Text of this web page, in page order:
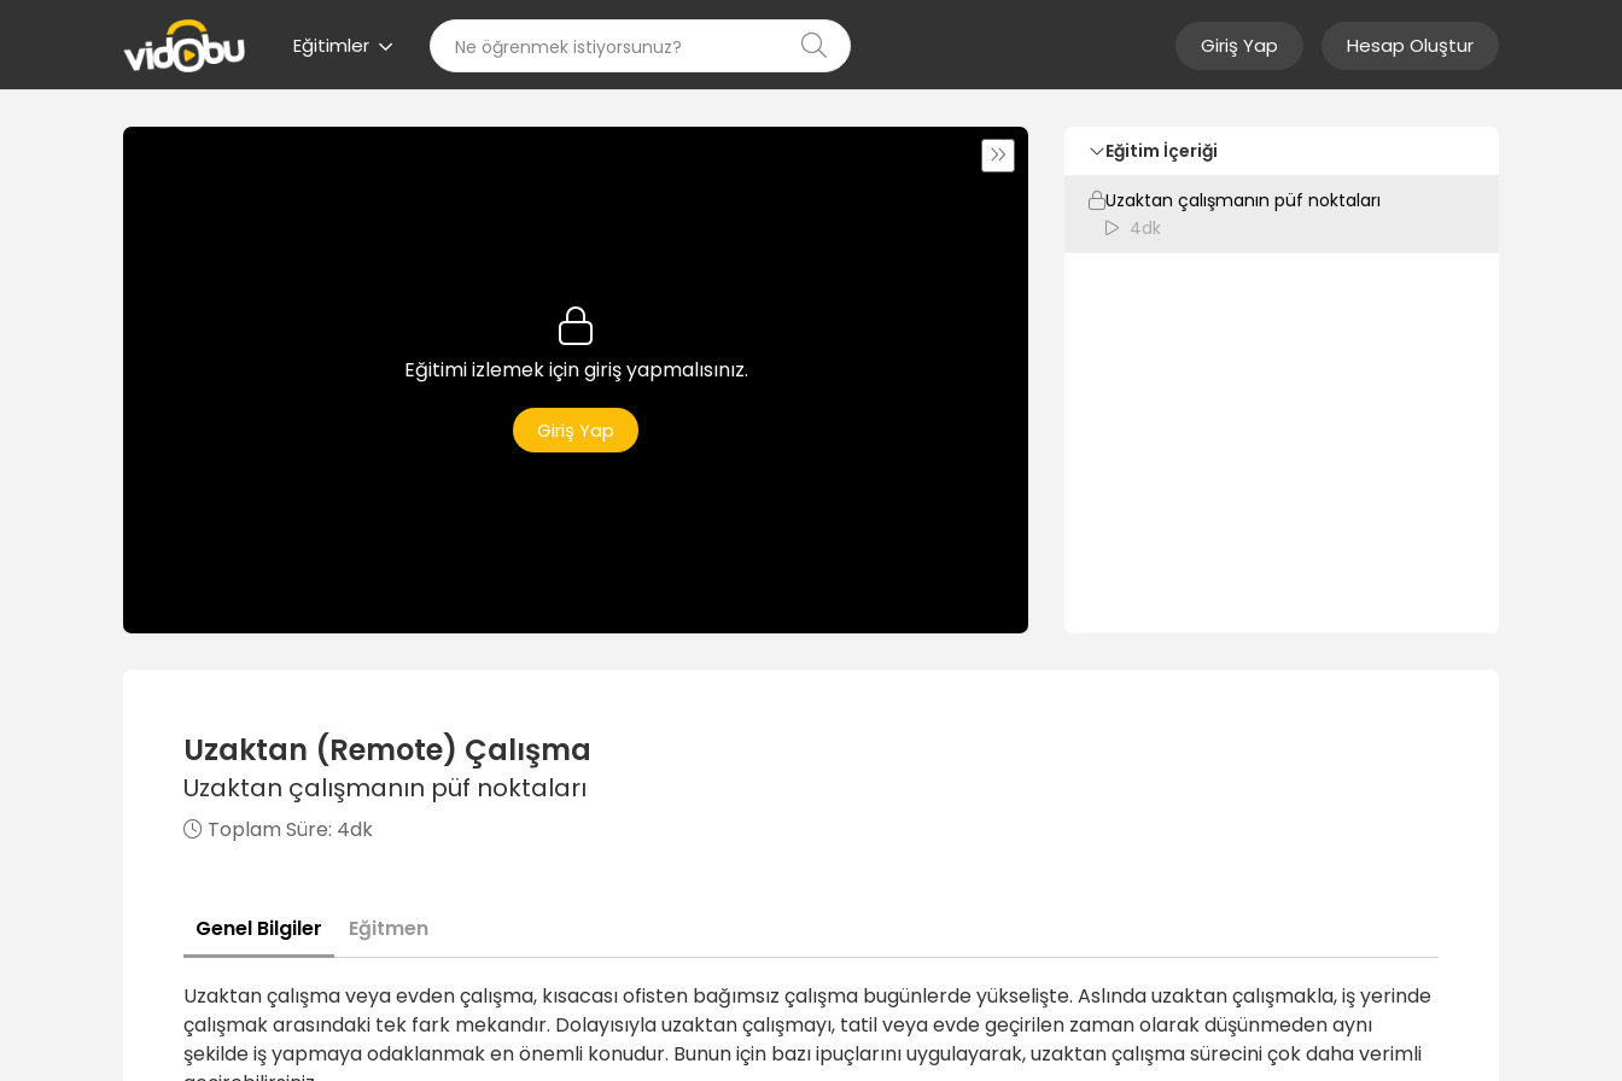
Eğitimler Giriş Yap Hesap Oluştur
Eğitimi izlemek için giriş yapmalısınız.
Giriş Yap
Eğitim İçeriği
Uzaktan çalışmanın püf noktaları
4dk
Uzaktan (Remote) Çalışma
Uzaktan çalışmanın püf noktaları
Toplam Süre: 4dk
Genel Bilgiler Eğitmen
Uzaktan çalışma veya evden çalışma, kısacası ofisten bağımsız çalışma bugünlerde yükselişte. Aslında uzaktan çalışmakla, iş yerinde
çalışmak arasındaki tek fark mekandır. Dolayısıyla uzaktan çalışmayı, tatil veya evde geçirilen zaman olarak düşünmeden aynı
şekilde iş yapmaya odaklanmak en önemli konudur. Bunun için bazı ipuçlarını uygulayarak, uzaktan çalışma sürecini çok daha verimli